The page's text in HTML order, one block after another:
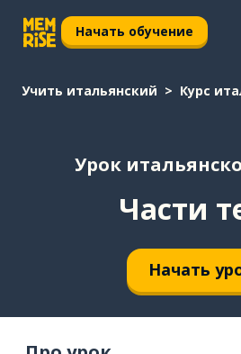
Начать обучение
Учить итальянский Курс
Урок
Части
Начать